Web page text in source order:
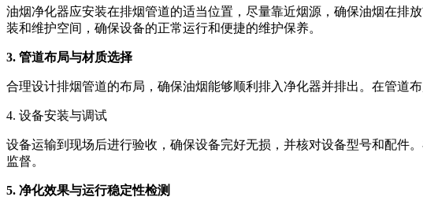
油烟净化器应安装在排烟管道的适当位置，尽量靠近烟源，确保油烟在排
装和维护空间，确保设备的正常运行和便捷的维护保养。
3. 管道布局与材质选择
合理设计排烟管道的布局，确保油烟能够顺利排入净化器并排出。在管道
4. 设备安装与调试
设备运输到现场后进行验收，确保设备完好无损，并核对设备型号和配件
监督。
5. 净化效果与运行稳定性检测